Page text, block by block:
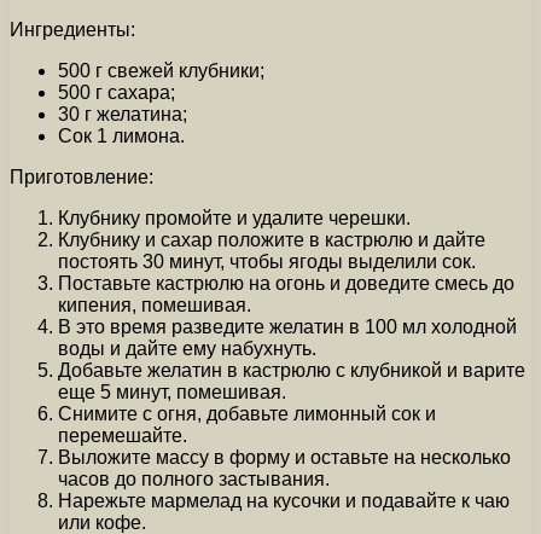
Ингредиенты:
500 г свежей клубники;
500 г сахара;
30 г желатина;
Сок 1 лимона.
Приготовление:
Клубнику промойте и удалите черешки.
Клубнику и сахар положите в кастрюлю и дайте
постоять 30 минут, чтобы ягоды выделили сок.
Поставьте кастрюлю на огонь и доведите смесь до
кипения, помешивая.
В это время разведите желатин в 100 мл холодной
воды и дайте ему набухнуть.
Добавьте желатин в кастрюлю с клубникой и варите
еще 5 минут, помешивая.
Снимите с огня, добавьте лимонный сок и
перемешайте.
Выложите массу в форму и оставьте на несколько
часов до полного застывания.
Нарежьте мармелад на кусочки и подавайте к чаю
или кофе.